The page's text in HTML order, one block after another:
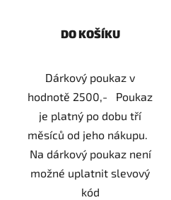
DO KOŠÍKU
Dárkový poukaz v
hodnotě 2500,- Poukaz
je platný po dobu tří
měsíců od jeho nákupu.
Na dárkový poukaz není
možné uplatnit slevový
kód